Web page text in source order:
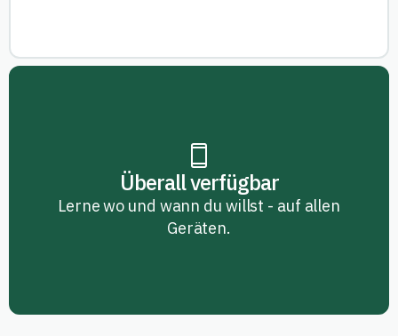
Überall verfügbar
Lerne wo und wann du willst - auf allen
Geräten.